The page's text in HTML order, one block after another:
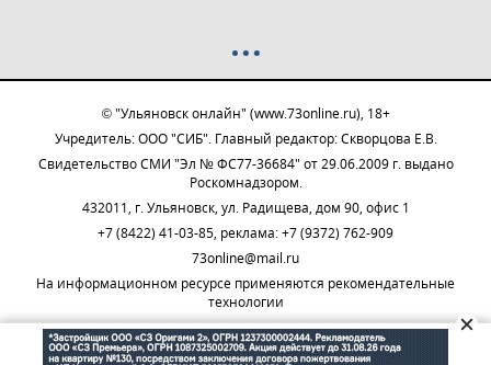
© "Ульяновск онлайн" (www.73online.ru), 18+
Учредитель: ООО "СИБ". Главный редактор: Скворцова Е.В.
Свидетельство СМИ "Эл № ФС77-36684" от 29.06.2009 г. выдано
Роскомнадзором.
432011, г. Ульяновск, ул. Радищева, дом 90, офис 1
+7 (8422) 41-03-85, реклама: +7 (9372) 762-909
73online@mail.ru
На информационном ресурсе применяются рекомендательные
технологии